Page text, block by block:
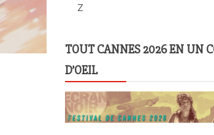
Z
TOUT CANNES 2026 EN UN
D’OEIL